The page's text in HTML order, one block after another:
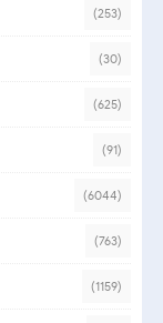
(253)
(30)
(625)
(91)
(6044)
(763)
(1159)